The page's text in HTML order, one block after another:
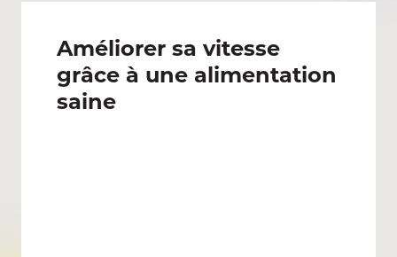
Améliorer sa vitesse
grâce à une alimentation
saine